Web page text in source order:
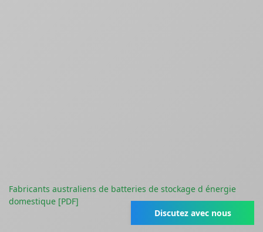
Fabricants australiens de batteries de stockage d énergie
domestique [PDF]
Discutez avec nous